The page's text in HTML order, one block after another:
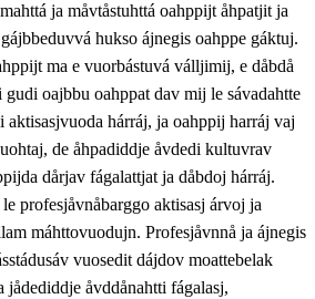
åhpadus
sijda ja skåvlå gaskan
ja barggoiellemin
ja skåvllååvddånibme
ja måvtåstuhttá oahppijt åhpatjit ja
hukso ájnegis oahppe gáktuj.
ma e vuorbástuvá válljimij, e dåbdå
gudi oajbbu oahppat dav mij le sávadahtte
aktisasjvuoda hárráj, ja oahppij harráj vaj
de åhpadiddje åvdedi kultuvrav
dårjav fágalattjat ja dåbdoj hárráj.
profesjåvnåbarggo aktisasj árvoj ja
máhttovuodujn. Profesjåvnnå ja ájnegis
vuosedit dájdov moattebelak
åvddånahtti fágalasj,